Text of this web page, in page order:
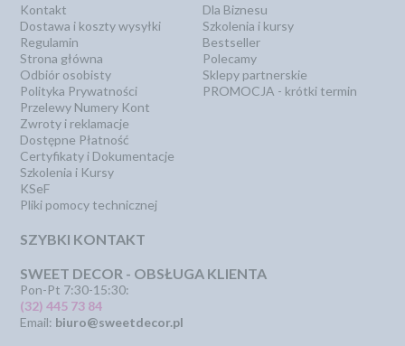
Kontakt
Dostawa i koszty wysyłki
Regulamin
Strona główna
Odbiór osobisty
Polityka Prywatności
Przelewy Numery Kont
Zwroty i reklamacje
Dostępne Płatność
Certyfikaty i Dokumentacje
Szkolenia i Kursy
KSeF
Pliki pomocy technicznej
Dla Biznesu
Szkolenia i kursy
Bestseller
Polecamy
Sklepy partnerskie
PROMOCJA - krótki termin
SZYBKI KONTAKT
SWEET DECOR - OBSŁUGA KLIENTA
Pon-Pt 7:30-15:30:
(32) 445 73 84
Email: biuro@sweetdecor.pl